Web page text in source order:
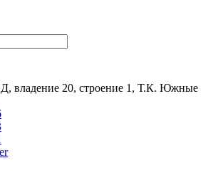
владение 20, строение 1, Т.К. Южные